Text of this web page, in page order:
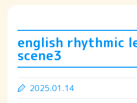
english rhythmic
scene3
2025.01.14